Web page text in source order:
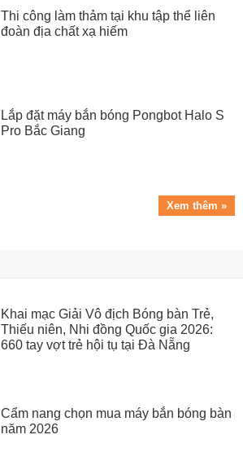
Thi công làm thảm tại khu tập thể liên
đoàn địa chất xạ hiếm
Lắp đặt máy bắn bóng Pongbot Halo S
Pro Bắc Giang
Xem thêm »
Khai mạc Giải Vô địch Bóng bàn Trẻ,
Thiếu niên, Nhi đồng Quốc gia 2026:
660 tay vợt trẻ hội tụ tại Đà Nẵng
Cẩm nang chọn mua máy bắn bóng bàn
năm 2026